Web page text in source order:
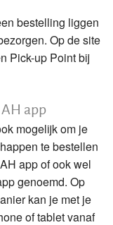
bestelling liggen
Op de site
Pick-up Point bij
app
mogelijk om je
te bestellen
app of ook wel
genoemd. Op
kan je met je
of tablet vanaf